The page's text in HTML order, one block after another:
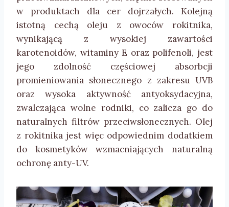
w produktach dla cer dojrzałych. Kolejną
istotną cechą oleju z owoców rokitnika,
wynikającą z wysokiej zawartości
karotenoidów, witaminy E oraz polifenoli, jest
jego zdolność częściowej absorbcji
promieniowania słonecznego z zakresu UVB
oraz wysoka aktywność antyoksydacyjna,
zwalczająca wolne rodniki, co zalicza go do
naturalnych filtrów przeciwsłonecznych. Olej
z rokitnika jest więc odpowiednim dodatkiem
do kosmetyków wzmacniających naturalną
ochronę anty-UV.